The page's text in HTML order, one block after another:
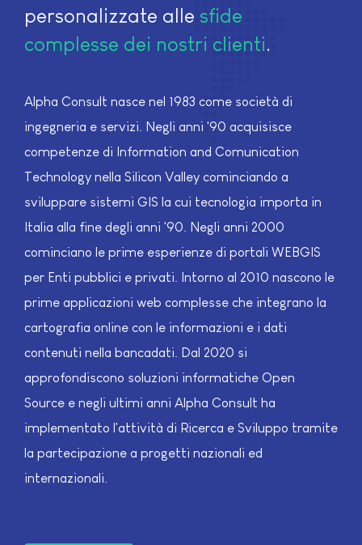
personalizzate alle sfide
complesse dei nostri clienti.
Alpha Consult nasce nel 1983 come società di
ingegneria e servizi. Negli anni '90 acquisisce
competenze di Information and Comunication
Technology nella Silicon Valley cominciando a
sviluppare sistemi GIS la cui tecnologia importa in
Italia alla fine degli anni '90. Negli anni 2000
cominciano le prime esperienze di portali WEBGIS
per Enti pubblici e privati. Intorno al 2010 nascono le
prime applicazioni web complesse che integrano la
cartografia online con le informazioni e i dati
contenuti nella bancadati. Dal 2020 si
approfondiscono soluzioni informatiche Open
Source e negli ultimi anni Alpha Consult ha
implementato l'attività di Ricerca e Sviluppo tramite
la partecipazione a progetti nazionali ed
internazionali.